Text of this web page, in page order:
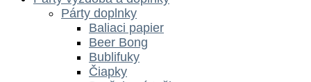
Párty doplnky
Baliaci papier
Beer Bong
Bublifuky
Čiapky